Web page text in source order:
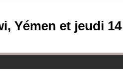
Yémen et jeudi